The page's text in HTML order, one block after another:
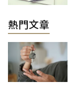
熱門文章